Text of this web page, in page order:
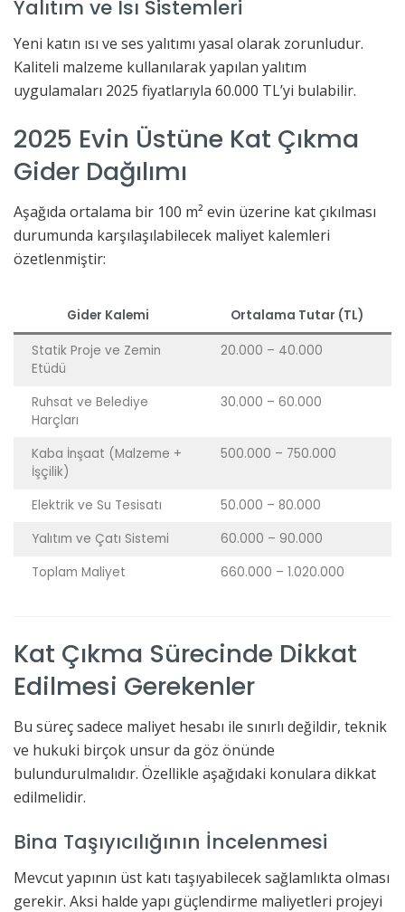
Yalıtım ve Isı Sistemleri
Yeni katın ısı ve ses yalıtımı yasal olarak zorunludur.
Kaliteli malzeme kullanılarak yapılan yalıtım
uygulamaları 2025 fiyatlarıyla 60.000 TL’yi bulabilir.
2025 Evin Üstüne Kat Çıkma
Gider Dağılımı
Aşağıda ortalama bir 100 m² evin üzerine kat çıkılması
durumunda karşılaşılabilecek maliyet kalemleri
özetlenmiştir:
Gider Kalemi Ortalama Tutar (TL)
Statik Proje ve Zemin
Etüdü
20.000 – 40.000
Ruhsat ve Belediye
Harçları
30.000 – 60.000
Kaba İnşaat (Malzeme +
İşçilik)
500.000 – 750.000
Elektrik ve Su Tesisatı
50.000 – 80.000
Yalıtım ve Çatı Sistemi
60.000 – 90.000
Toplam Maliyet
660.000 – 1.020.000
Kat Çıkma Sürecinde Dikkat
Edilmesi Gerekenler
Bu süreç sadece maliyet hesabı ile sınırlı değildir, teknik
ve hukuki birçok unsur da göz önünde
bulundurulmalıdır. Özellikle aşağıdaki konulara dikkat
edilmelidir.
Bina Taşıyıcılığının İncelenmesi
Mevcut yapının üst katı taşıyabilecek sağlamlıkta olması
gerekir. Aksi halde yapı güçlendirme maliyetleri projeyi